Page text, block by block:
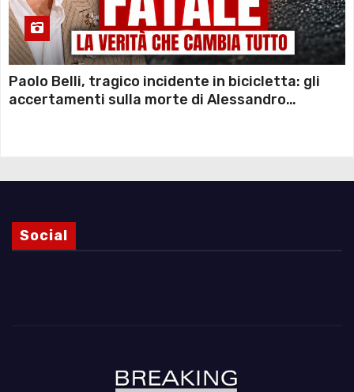
Paolo Belli, tragico incidente in bicicletta: gli
accertamenti sulla morte di Alessandro
Social